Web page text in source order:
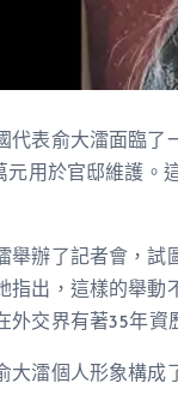
代表俞大㵢面臨了
用於官邸維護。
舉辦了記者會，試
指出，這樣的舉動
外交界有著35年資
大㵢個人形象構成